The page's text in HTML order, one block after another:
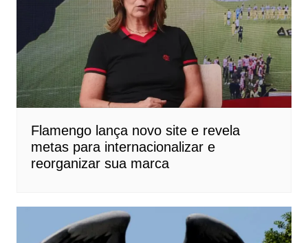
Flamengo lança novo site e revela
metas para internacionalizar e
reorganizar sua marca